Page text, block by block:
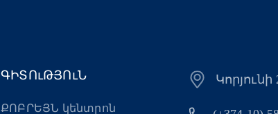
ԳԻՏՈւԹՅՈւՆ
ՔՈԲՐԵՅՆ կենտրոն